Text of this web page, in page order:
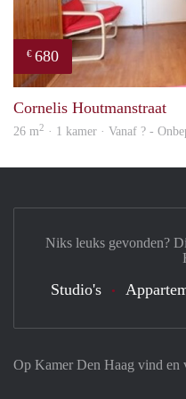
€ 680
Cornelis Houtmanstraat
26 m2 · 1 kamer · Vanaf ? -
Op Kamer Den Haag vind
Niks leuks gevonden?
Studio's